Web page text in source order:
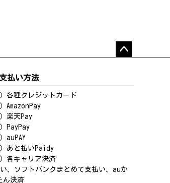
ップ
払い方法
）各種クレジットカード
）AmazonPay
）楽天Pay
）PayPay
）auPAY
）あと払いPaidy
）各キャリア決済
、ソフトバンクまとめて支払い、auか
ん決済